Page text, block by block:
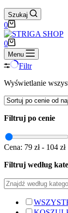
Szukaj
Koszyk
0
Koszyk
0
Menu
Filtr
Wyświetlanie
Filtruj po cenie
Cena: 79 zł- 104 zł
Filtruj według